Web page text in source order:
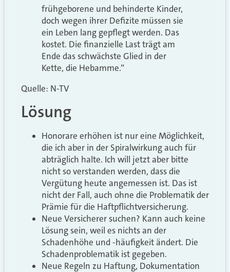
frühgeborene und behinderte Kinder,
doch wegen ihrer Defizite müssen sie
ein Leben lang gepflegt werden. Das
kostet. Die finanzielle Last trägt am
Ende das schwächste Glied in der
Kette, die Hebamme.”
Quelle: N-TV
Lösung
Honorare erhöhen ist nur eine Möglichkeit,
die ich aber in der Spiralwirkung auch für
abträglich halte. Ich will jetzt aber bitte
nicht so verstanden werden, dass die
Vergütung heute angemessen ist. Das ist
nicht der Fall, auch ohne die Problematik der
Prämie für die Haftpflichtversicherung.
Neue Versicherer suchen? Kann auch keine
Lösung sein, weil es nichts an der
Schadenhöhe und -häufigkeit ändert. Die
Schadenproblematik ist gegeben.
Neue Regeln zu Haftung, Dokumentation